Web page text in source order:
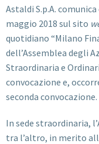
Astaldi S.p.A.
maggio 2018 sul sito
quotidiano “Milano
dell’Assemblea degli
Straordinaria e
convocazione e,
seconda convocazione.
In sede straordinaria,
tra l’altro, in merito